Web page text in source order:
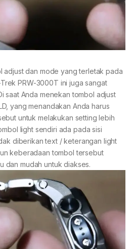
adjust dan mode yang terletak pada
PRW-3000T ini juga sangat
saat Anda menekan tombol adjust
yang menandakan Anda harus
untuk melakukan setting lebih
light sendiri ada pada sisi
diberikan text / keterangan light
keberadaan tombol tersebut
dan mudah untuk diakses.